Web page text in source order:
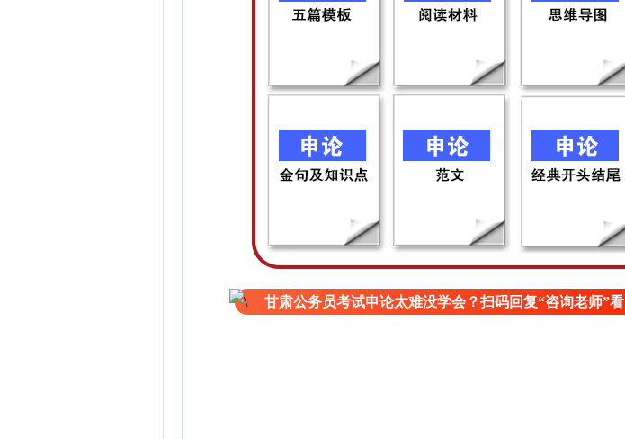
甘肃公务员考试申论太难没学会？扫码回复“咨询老师”看